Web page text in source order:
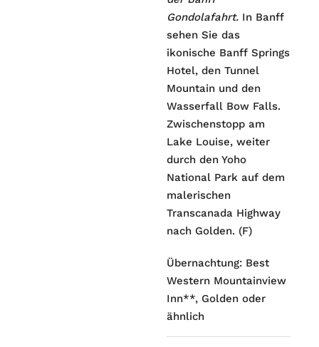
Gondolafahrt. In Banff
sehen Sie das
ikonische Banff Springs
Hotel, den Tunnel
Mountain und den
Wasserfall Bow Falls.
Zwischenstopp am
Lake Louise, weiter
durch den Yoho
National Park auf dem
malerischen
Transcanada Highway
nach Golden. (F)
Übernachtung: Best
Western Mountainview
Inn**, Golden oder
ähnlich